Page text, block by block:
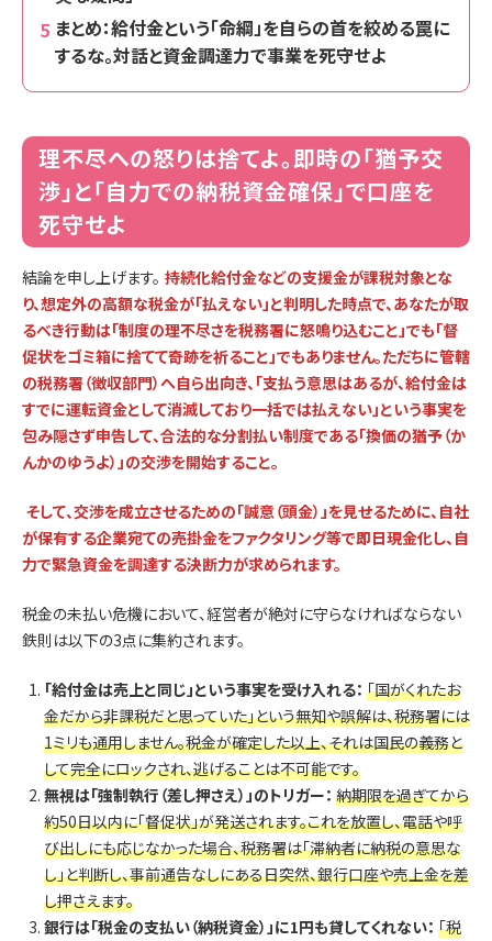
まとめ：給付金という「命綱」を自らの首を絞める罠に
するな。対話と資金調達力で事業を死守せよ
理不尽への怒りは捨てよ。即時の「猶予交
渉」と「自力での納税資金確保」で口座を
死守せよ
結論を申し上げます。 持続化給付金などの支援金が課税対象とな
り、想定外の高額な税金が「払えない」と判明した時点で、あなたが取
るべき行動は「制度の理不尽さを税務署に怒鳴り込むこと」でも「督
促状をゴミ箱に捨てて奇跡を祈ること」でもありません。ただちに管轄
の税務署（徴収部門）へ自ら出向き、「支払う意思はあるが、給付金は
すでに運転資金として消滅しており一括では払えない」という事実を
包み隠さず申告して、合法的な分割払い制度である「換価の猶予（か
んかのゆうよ）」の交渉を開始すること。
そして、交渉を成立させるための「誠意（頭金）」を見せるために、自社
が保有する企業宛ての売掛金をファクタリング等で即日現金化し、自
力で緊急資金を調達する決断力が求められます。
税金の未払い危機において、経営者が絶対に守らなければならない
鉄則は以下の3点に集約されます。
「給付金は売上と同じ」という事実を受け入れる： 「国がくれたお
金だから非課税だと思っていた」という無知や誤解は、税務署には
1ミリも通用しません。税金が確定した以上、それは国民の義務と
して完全にロックされ、逃げることは不可能です。
無視は「強制執行（差し押さえ）」のトリガー： 納期限を過ぎてから
約50日以内に「督促状」が発送されます。これを放置し、電話や呼
び出しにも応じなかった場合、税務署は「滞納者に納税の意思な
し」と判断し、事前通告なしにある日突然、銀行口座や売上金を差
し押さえます。
銀行は「税金の支払い（納税資金）」に1円も貸してくれない： 「税